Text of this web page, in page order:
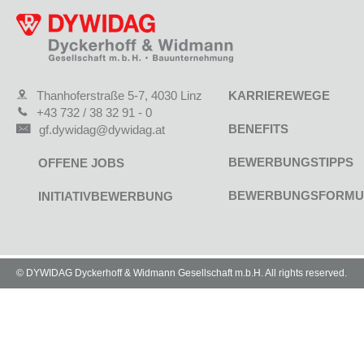
Thanhoferstraße 5-7, 4030 Linz
+43 732 / 38 32 91 - 0
gf.dywidag@dywidag.at
OFFENE JOBS
INITIATIVBEWERBUNG
KARRIEREWEGE
BENEFITS
BEWERBUNGSTIPPS
© DYWIDAG Dyckerhoff & Widmann Gesellschaft m.b.H. All rights reserved.